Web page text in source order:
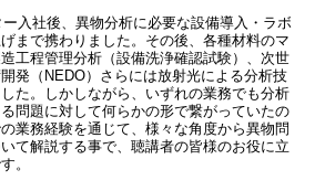
入社後、異物分析に必要な設備導入・ラボ
まで携わりました。その後、各種材料のマ
工程管理分析（設備洗浄確認試験）、次世
発（NEDO）さらには放射光による分析技
た。しかしながら、いずれの業務でも分析
問題に対して何らかの形で繋がっていたの
業務経験を通じて、様々な角度から異物問
て解説する事で、聴講者の皆様のお役に立
。